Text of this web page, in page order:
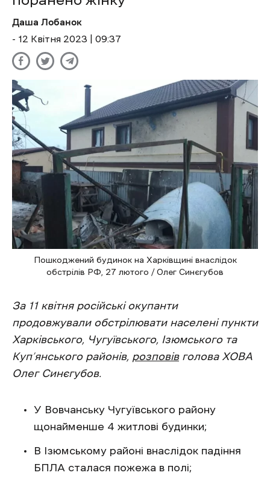
Даша Лобанок
- 12 Квітня 2023 | 09:37
Пошкоджений будинок на Харківщині внаслідок
обстрілів РФ, 27 лютого / Олег Синєгубов
За 11 квітня російські окупанти
продовжували обстрілювати населені пункти
Харківського, Чугуївського, Ізюмського та
Куп’янського районів, розповівголова ХОВА
Олег Синєгубов.
У Вовчанську Чугуївського району
щонайменше 4 житлові будинки;
В Ізюмському районі внаслідок падіння
БПЛА сталася пожежа в полі;